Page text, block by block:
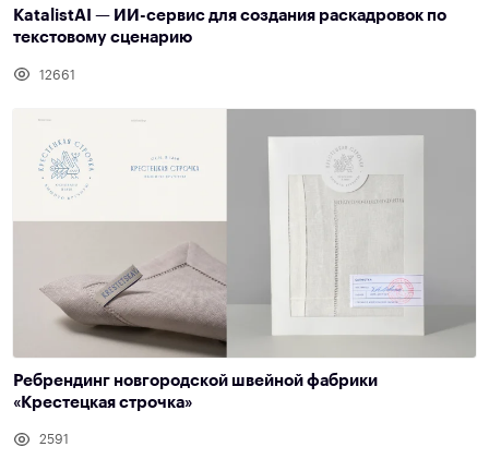
KatalistAI — ИИ-сервис для создания раскадровок по
текстовому сценарию
12661
Ребрендинг новгородской швейной фабрики
«Крестецкая строчка»
2591